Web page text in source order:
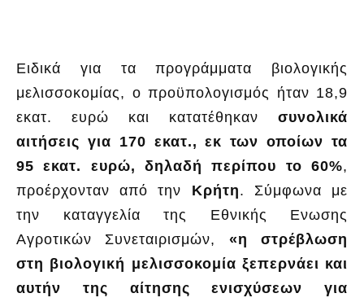
Ειδικά για τα προγράμματα βιολογικής
μελισσοκομίας, ο προϋπολογισμός ήταν 18,9
εκατ. ευρώ και κατατέθηκαν συνολικά
αιτήσεις για 170 εκατ., εκ των οποίων τα
95 εκατ. ευρώ, δηλαδή περίπου το 60%,
προέρχονταν από την Κρήτη. Σύμφωνα με
την καταγγελία της Εθνικής Ενωσης
Αγροτικών Συνεταιρισμών, «η στρέβλωση
στη βιολογική μελισσοκομία ξεπερνάει και
αυτήν της αίτησης ενισχύσεων για